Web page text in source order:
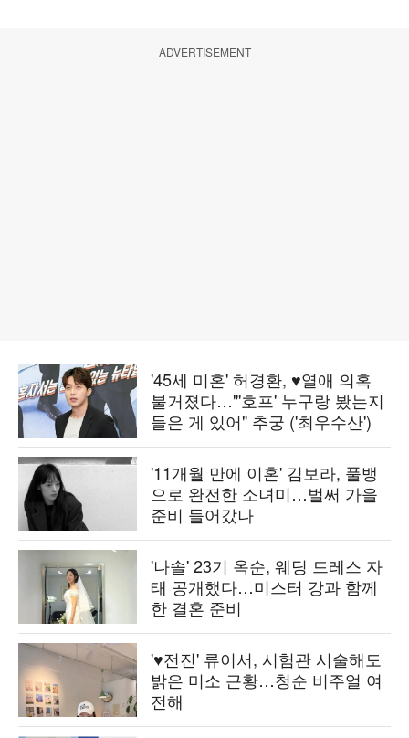
ADVERTISEMENT
'45세 미혼' 허경환, ♥열애 의혹
불거졌다…"'호프' 누구랑 봤는지
들은 게 있어" 추궁 ('최우수산')
'11개월 만에 이혼' 김보라, 풀뱅
으로 완전한 소녀미…벌써 가을
준비 들어갔나
'나솔' 23기 옥순, 웨딩 드레스 자
태 공개했다…미스터 강과 함께
한 결혼 준비
'♥전진' 류이서, 시험관 시술해도
밝은 미소 근황…청순 비주얼 여
전해